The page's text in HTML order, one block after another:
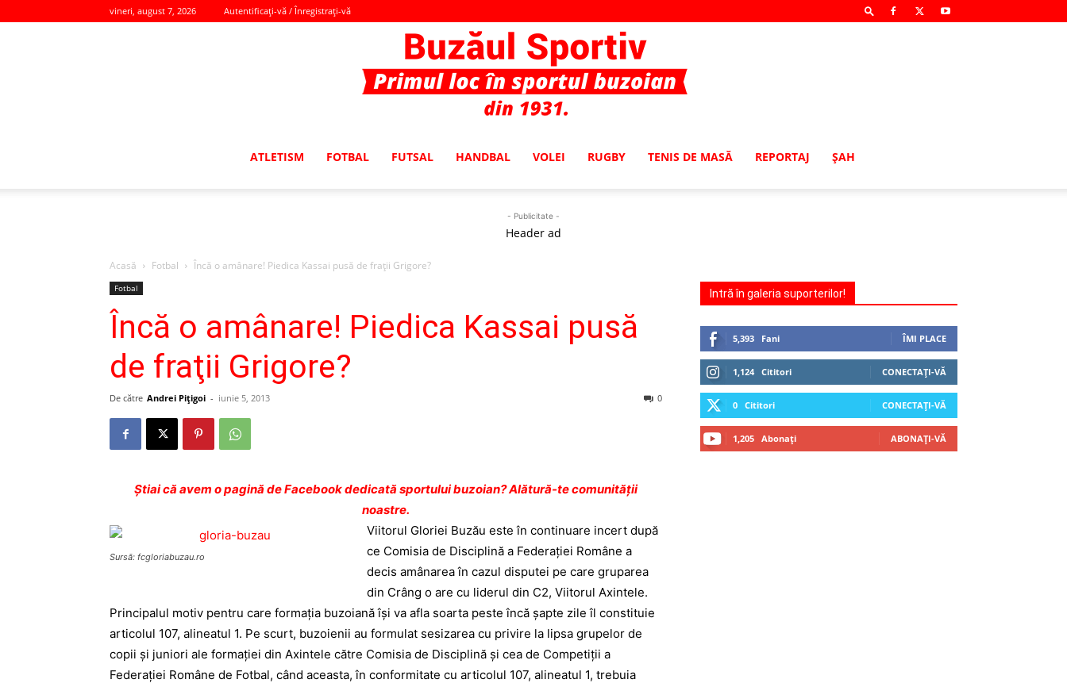
vineri, august 7, 2026 Autentificați-vă / Înregistrați-vă
ATLETISM FOTBAL FUTSAL HANDBAL VOLEI RUGBY TENIS DE MASĂ REPORTAJ ŞAH
- Publicitate -
Header ad
Acasă Fotbal Încă o amânare! Piedica Kassai pusă de fraţii Grigore?
Fotbal
Încă o amânare! Piedica Kassai pusă
de fraţii Grigore?
De către Andrei Pițigoi - iunie 5, 2013 0
Ştiai că avem o pagină de Facebook dedicată sportului buzoian? Alătură-te comunității
noastre.
Sursă: fcgloriabuzau.ro
Viitorul Gloriei Buzău este în continuare incert după
ce Comisia de Disciplină a Federaţiei Române a
decis amânarea în cazul disputei pe care gruparea
din Crâng o are cu liderul din C2, Viitorul Axintele.
Principalul motiv pentru care formaţia buzoiană îşi va afla soarta peste încă şapte zile îl constituie
articolul 107, alineatul 1. Pe scurt, buzoienii au formulat sesizarea cu privire la lipsa grupelor de
copii şi juniori ale formaţiei din Axintele către Comisia de Disciplină şi cea de Competiţii a
Federaţiei Române de Fotbal, când aceasta, în conformitate cu articolul 107, alineatul 1, trebuia
Intră în galeria suporterilor!
5,393 Fani ÎMI PLACE
1,124 Cititori CONECTAȚI-VĂ
0 Cititori CONECTAȚI-VĂ
1,205 Abonați ABONAȚI-VĂ